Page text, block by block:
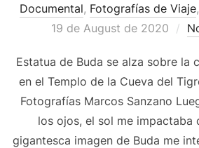
Documental, Fotografías de Viaje,
19 de August de 2020
Estatua de Buda se alza sobre la
en el Templo de la Cueva del
Fotografías Marcos Sanzano
los ojos, el sol me impactaba
gigantesca imagen de Buda me